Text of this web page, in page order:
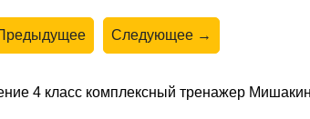
Следующее →
4 класс комплексный тренажер